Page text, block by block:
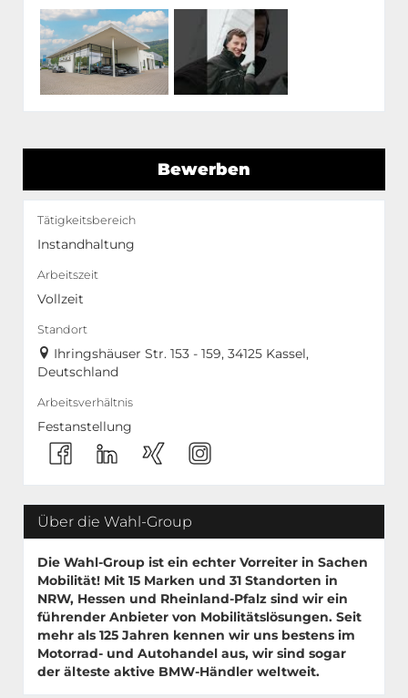
Bewerben
Tätigkeitsbereich
Instandhaltung
Arbeitszeit
Vollzeit
Standort
Ihringshäuser Str. 153 - 159, 34125 Kassel,
Deutschland
Arbeitsverhältnis
Festanstellung
Über die Wahl-Group
Die Wahl-Group ist ein echter Vorreiter in Sachen
Mobilität! Mit 15 Marken und 31 Standorten in
NRW, Hessen und Rheinland-Pfalz sind wir ein
führender Anbieter von Mobilitätslösungen. Seit
mehr als 125 Jahren kennen wir uns bestens im
Motorrad- und Autohandel aus, wir sind sogar
der älteste aktive BMW-Händler weltweit.